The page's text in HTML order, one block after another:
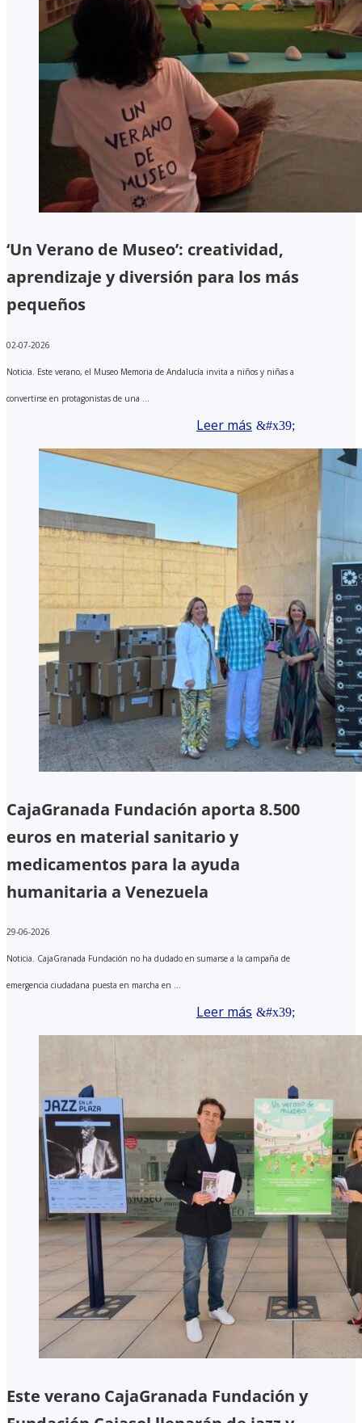
‘Un Verano de Museo’: creatividad,
aprendizaje y diversión para los más
pequeños
02-07-2026
Noticia. Este verano, el Museo Memoria de Andalucía invita a niños y niñas a
convertirse en protagonistas de una ...
Leer más
CajaGranada Fundación aporta 8.500
euros en material sanitario y
medicamentos para la ayuda
humanitaria a Venezuela
29-06-2026
Noticia. CajaGranada Fundación no ha dudado en sumarse a la campaña de
emergencia ciudadana puesta en marcha en ...
Leer más
Este verano CajaGranada Fundación y